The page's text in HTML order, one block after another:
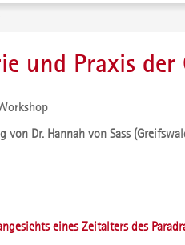
und Praxis der
Dr. Hannah von Sass
eines Zeitalters des